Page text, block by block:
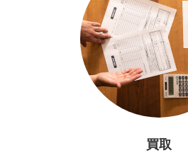
買取